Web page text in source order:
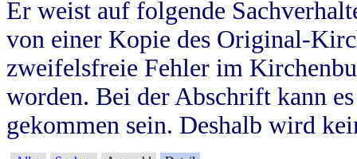
Er weist auf folgende
von einer Kopie des Original-
zweifelsfreie Fehler im
worden. Bei der Abschrift kann
gekommen sein. Deshalb wird